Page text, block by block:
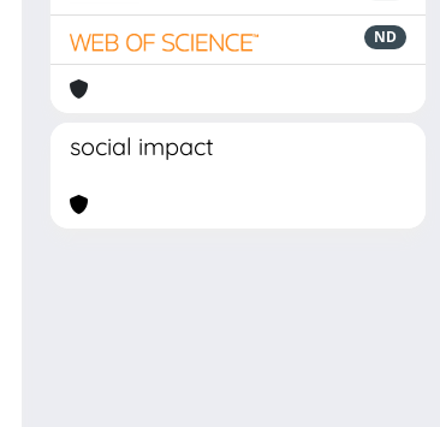
ND
social impact